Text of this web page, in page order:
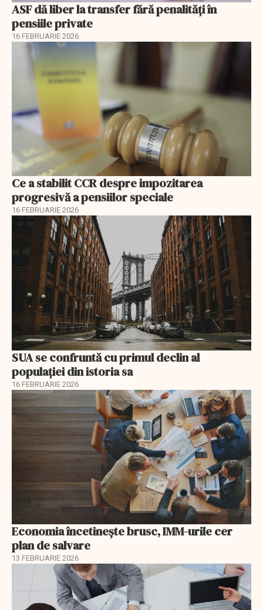
ASF dă liber la transfer fără penalități în
pensiile private
16 FEBRUARIE 2026
Ce a stabilit CCR despre impozitarea
progresivă a pensiilor speciale
16 FEBRUARIE 2026
SUA se confruntă cu primul declin al
populației din istoria sa
16 FEBRUARIE 2026
Economia încetinește brusc, IMM-urile cer
plan de salvare
13 FEBRUARIE 2026